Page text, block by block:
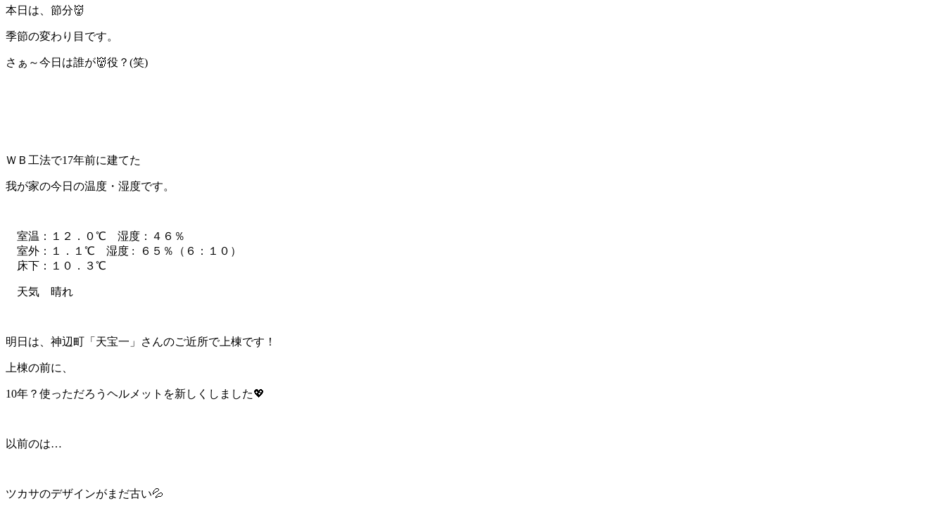
本日は、節分👹
季節の変わり目です。
さぁ～今日は誰が👹役？(笑)
ＷＢ工法で17年前に建てた
我が家の今日の温度・湿度です。
室温：１２．０℃ 湿度：４６％
室外：１．１℃ 湿度 : ６５％（６：１０）
床下：１０．３℃
天気 晴れ
明日は、神辺町「天宝一」さんのご近所で上棟です！
上棟の前に、
10年？使っただろうヘルメットを新しくしました💖
以前のは…
ツカサのデザインがまだ古い💦